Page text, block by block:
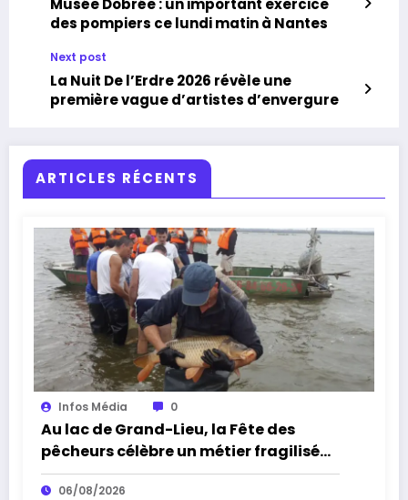
Musée Dobrée : un important exercice
des pompiers ce lundi matin à Nantes
Next post
La Nuit De l’Erdre 2026 révèle une
première vague d’artistes d’envergure
ARTICLES RÉCENTS
Infos Média 0
Au lac de Grand-Lieu, la Fête des
pêcheurs célèbre un métier fragilisé
par les cormorans et la sécheresse
06/08/2026